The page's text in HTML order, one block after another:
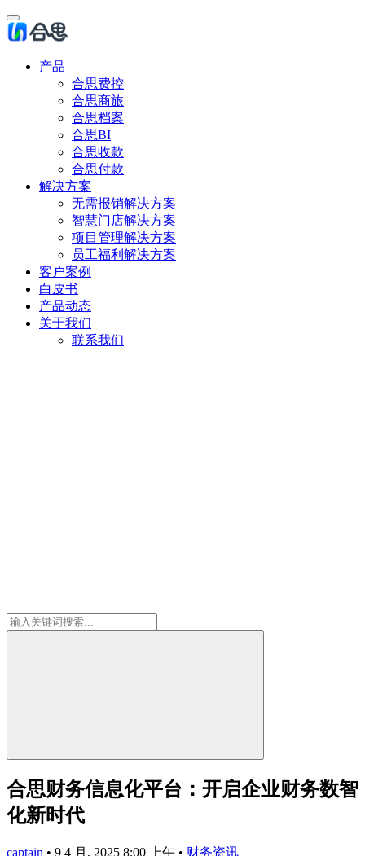
产品
合思费控
合思商旅
合思档案
合思BI
合思收款
合思付款
解决方案
无需报销解决方案
智慧门店解决方案
项目管理解决方案
员工福利解决方案
客户案例
白皮书
产品动态
关于我们
联系我们
合思财务信息化平台：开启企业财务数智
化新时代
captain • 9 4 月, 2025 8:00 上午 • 财务资讯